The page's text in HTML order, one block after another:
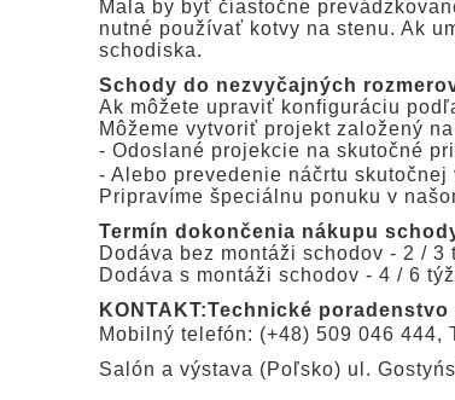
Mala by byť čiastočne
nutné používať kotvy na stenu. Ak
schodiska.
Schody do nezvyčajných
Ak môžete upraviť konfiguráciu
Môžeme vytvoriť projekt založený
- Odoslané projekcie na skutočné
- Alebo prevedenie náčrtu
Pripravíme špeciálnu ponuku v
Termín dokončenia nákupu
Dodáva bez montáži schodov - 2 / 3
Dodáva s montáži schodov - 4 / 6
KONTAKT:Technické poradenstvo
Mobilný telefón: (+48) 509 046 444,
Salón a výstava (Poľsko) ul.